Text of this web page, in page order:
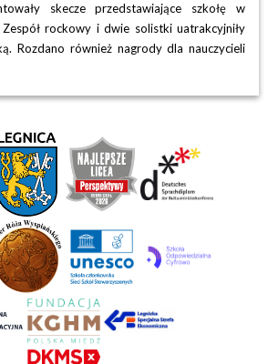
skecze przedstawiające szkołę w
rockowy i dwie solistki uatrakcyjniły
Rozdano również nagrody dla nauczycieli